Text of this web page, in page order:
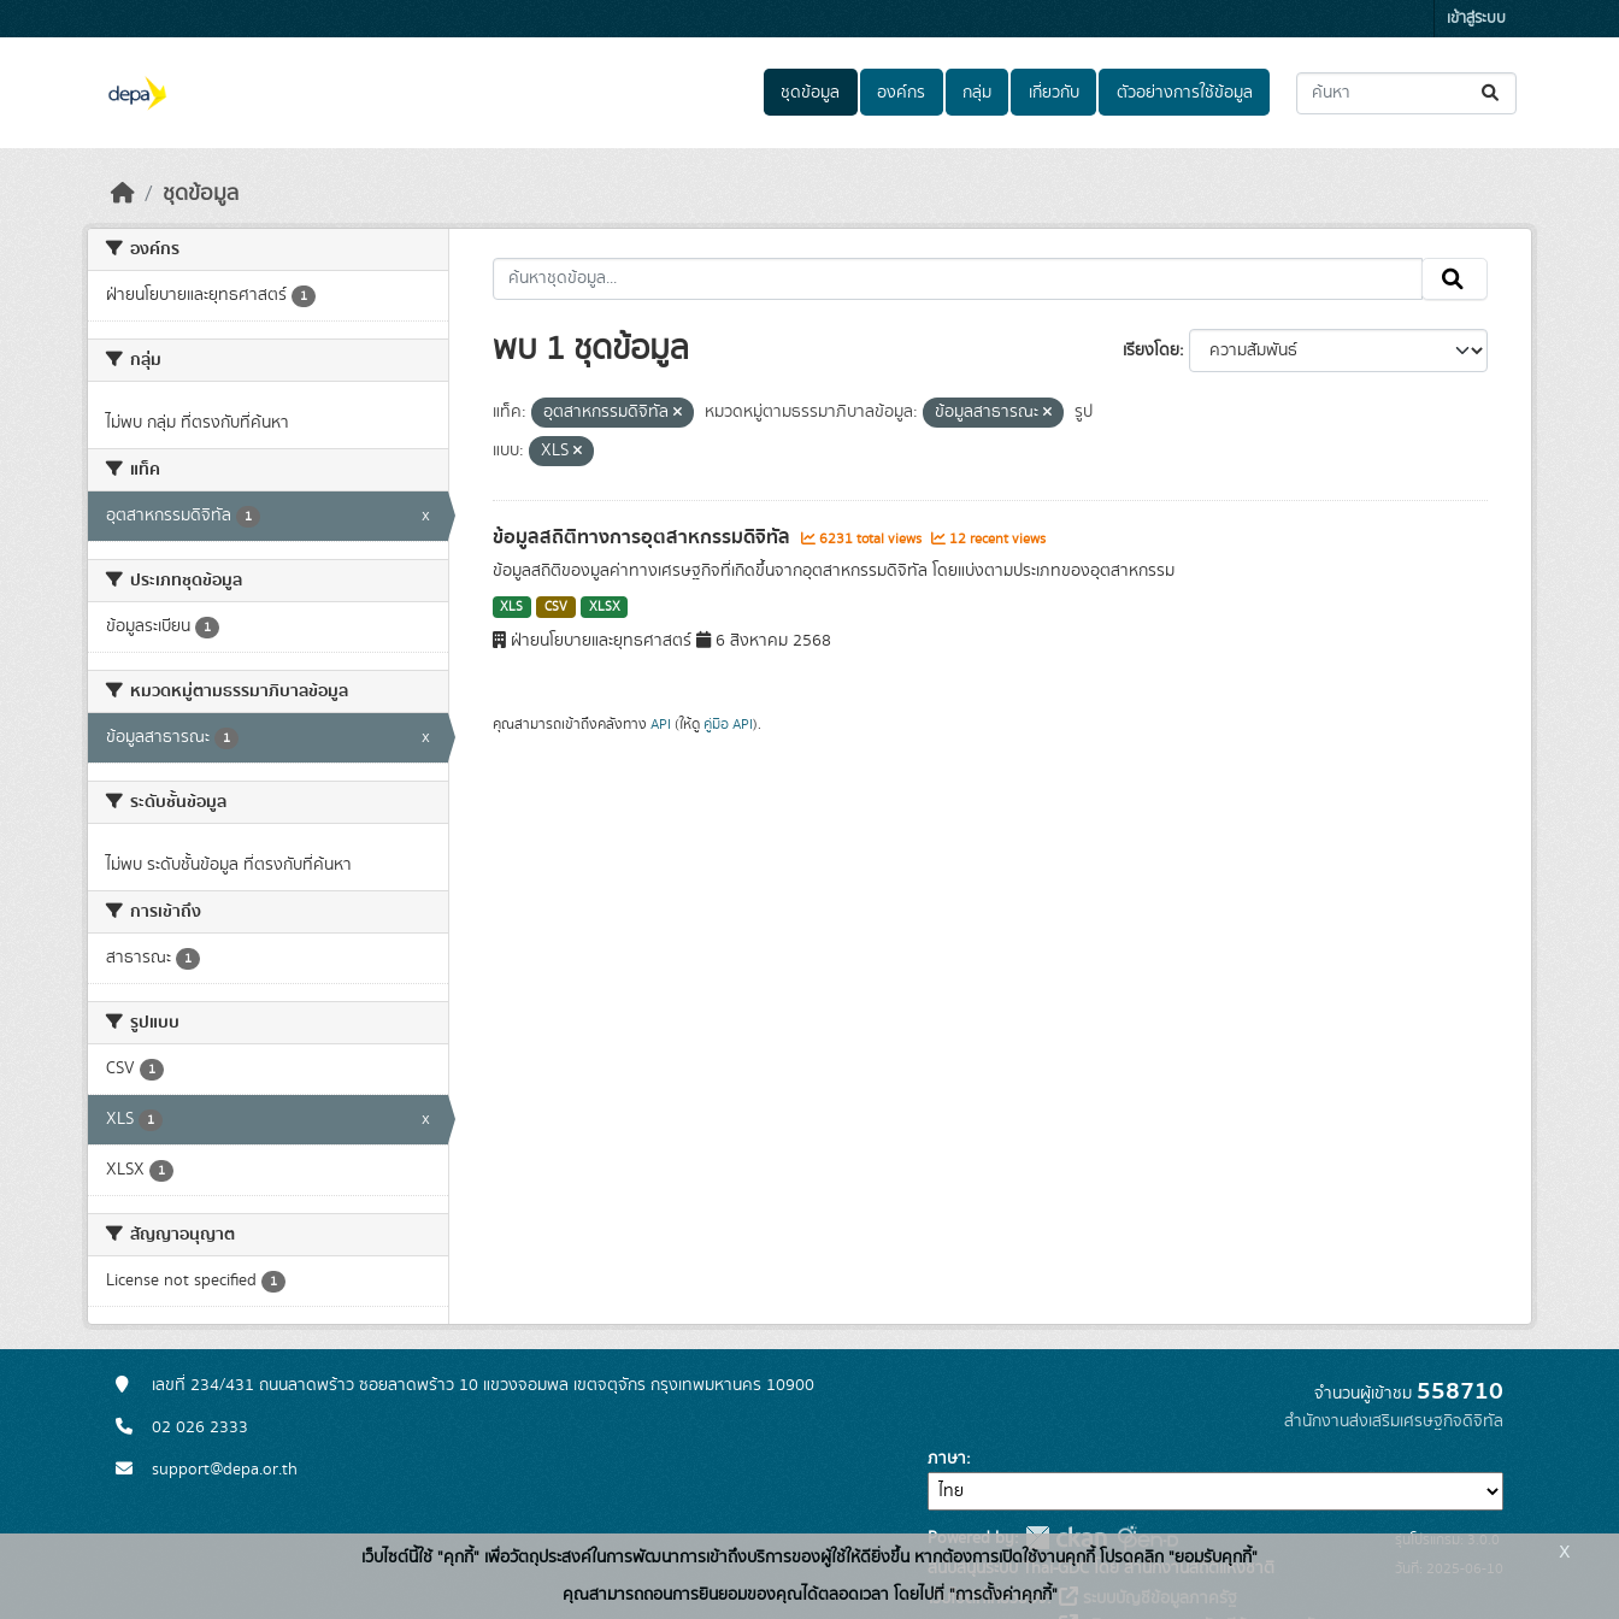
เข้าสู่ระบบ
ชุดข้อมูล องค์กร กลุ่ม เกี่ยวกับ ตัวอย่างการใช้ข้อมูล
ชุดข้อมูล
องค์กร
ฝ่ายนโยบายและยุทธศาสตร์ 1
กลุ่ม
ไม่พบ กลุ่ม ที่ตรงกับที่ค้นหา
แท็ค
อุตสาหกรรมดิจิทัล 1 x
ประเภทชุดข้อมูล
ข้อมูลระเบียน 1
หมวดหมู่ตามธรรมาภิบาลข้อมูล
ข้อมูลสาธารณะ 1 x
ระดับชั้นข้อมูล
ไม่พบ ระดับชั้นข้อมูล ที่ตรงกับที่ค้นหา
การเข้าถึง
สาธารณะ 1
รูปแบบ
CSV 1
XLS 1 x
XLSX 1
สัญญาอนุญาต
License not specified 1
เรียงโดย
พบ 1 ชุดข้อมูล
แท็ค: อุตสาหกรรมดิจิทัล หมวดหมู่ตามธรรมาภิบาลข้อมูล: ข้อมูลสาธารณะ
รูป
แบบ:
XLS
ข้อมูลสถิติทางการอุตสาหกรรมดิจิทัล 6231 total views 12 recent views
ข้อมูลสถิติของมูลค่าทางเศรษฐกิจที่เกิดขึ้นจากอุตสาหกรรมดิจิทัล โดยแบ่งตามประเภทของอุตสาหกรรม
XLS CSV XLSX
ฝ่ายนโยบายและยุทธศาสตร์ 6 สิงหาคม 2568
คุณสามารถเข้าถึงคลังทาง API (ให้ดู คู่มือ API).
เลขที่ 234/431 ถนนลาดพร้าว ซอยลาดพร้าว 10 แขวงจอมพล เขตจตุจักร กรุงเทพมหานคร 10900
02 026 2333
support@depa.or.th
จำนวนผู้เข้าชม 558710
สำนักงานส่งเสริมเศรษฐกิจดิจิทัล
ภาษา
Powered by:
สนับสนุนระบบ Thai-GDC โดย สำนักงานสถิติแห่งชาติ
เว็บไซต์ที่เกี่ยวข้อง:
รุ่นโปรแกรม: 3.0.0
วันที่: 2025-06-10
เว็บไซต์นี้ใช้ "คุกกี้" เพื่อวัตถุประสงค์ในการพัฒนาการเข้าถึงบริการของผู้ใช้ให้ดียิ่งขึ้น หากต้องการเปิดใช้งานคุกกี้ โปรดคลิก "ยอมรับคุกกี้"
คุณสามารถถอนการยินยอมของคุณได้ตลอดเวลา โดยไปที่ "การตั้งค่าคุกกี้"
x